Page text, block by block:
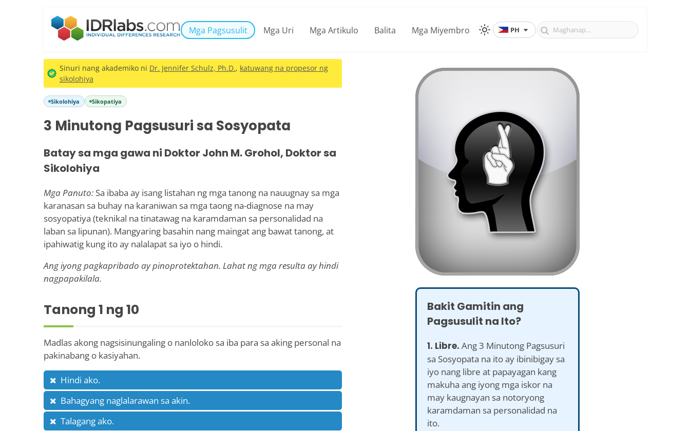
Mga Pagsusulit Mga Uri Mga Artikulo Balita Mga Miyembro PH
Sinuri nang akademiko ni Dr. Jennifer Schulz, Ph.D., katuwang na propesor ng
sikolohiya
Sikolohiya Sikopatiya
3 Minutong Pagsusuri sa Sosyopata
Batay sa mga gawa ni Doktor John M. Grohol, Doktor sa
Sikolohiya
Mga Panuto: Sa ibaba ay isang listahan ng mga tanong na nauugnay sa mga
karanasan sa buhay na karaniwan sa mga taong na-diagnose na may
sosyopatiya (teknikal na tinatawag na karamdaman sa personalidad na
laban sa lipunan). Mangyaring basahin nang maingat ang bawat tanong, at
ipahiwatig kung ito ay nalalapat sa iyo o hindi.
Ang iyong pagkapribado ay pinoprotektahan. Lahat ng mga resulta ay hindi
nagpapakilala.
Tanong 1 ng 10
Madlas akong nagsisinungaling o nanloloko sa iba para sa aking personal na
pakinabang o kasiyahan.
Hindi ako.
Bahagyang naglalarawan sa akin.
Talagang ako.
Bakit Gamitin ang
Pagsusulit na Ito?
1. Libre. Ang 3 Minutong Pagsusuri
sa Sosyopata na ito ay ibinibigay sa
iyo nang libre at papayagan kang
makuha ang iyong mga iskor na
may kaugnayan sa notoryong
karamdaman sa personalidad na
ito.